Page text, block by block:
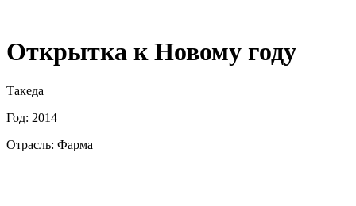
Открытка к Новому году
Такеда
Год: 2014
Отрасль: Фарма